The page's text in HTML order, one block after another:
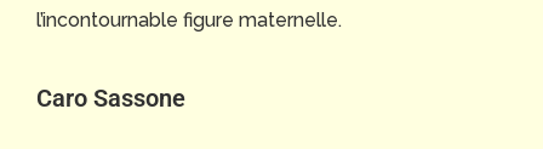
l’incontournable figure maternelle.
Caro Sassone